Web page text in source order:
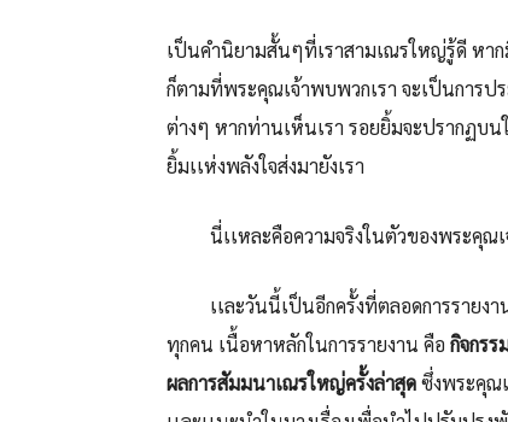
เป็นคำนิยามสั้นๆที่เราสามเณรใหญ่รู้ดี หา
ก็ตามที่พระคุณเจ้าพบพวกเรา จะเป็นการ
ต่างๆ หากท่านเห็นเรา รอยยิ้มจะปรากฏบ
ยิ้มเเห่งพลังใจส่งมายังเรา
นี่เเหละคือความจริงในตัวของพระคุณเจ้
เเละวันนี้เป็นอีกครั้งที่ตลอดการรายงาน
ทุกคน เนื้อหาหลักในการรายงาน คือ กิจกร
ผลการสัมมนาเณรใหญ่ครั้งล่าสุดซึ่งพระคุณ